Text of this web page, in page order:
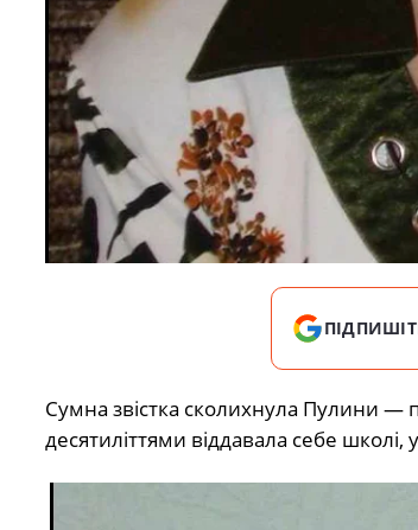
Сумна звістка сколихнула Пулини —
десятиліттями віддавала себе школі,